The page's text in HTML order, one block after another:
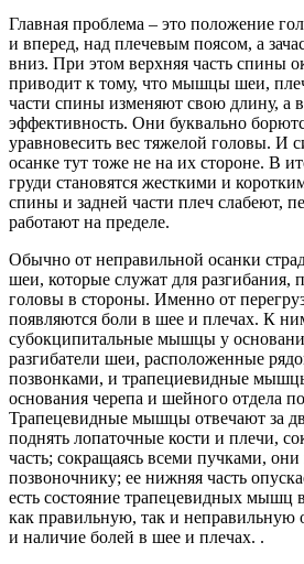
Главная проблема – это положение
и вперед, над плечевым поясом, а
вниз. При этом верхняя часть спины
приводит к тому, что мышцы шеи,
части спины изменяют свою длину, а в
эффективность. Они буквально
уравновесить вес тяжелой головы. И
осанке тут тоже не на их стороне. В
груди становятся жесткими и
спины и задней части плеч слабеют,
работают на пределе.
Обычно от неправильной осанки
шеи, которые служат для разгибания,
головы в стороны. Именно от
появляются боли в шее и плечах. К
субокципитальные мышцы у
разгибатели шеи, расположенные
позвонками, и трапециевидные
основания черепа и шейного отдела
Трапецевидные мышцы отвечают за
поднять лопаточные кости и плечи,
часть; сокращаясь всеми пучками,
позвоночнику; ее нижняя часть
есть состояние трапецевидных мышц
как правильную, так и неправильную
и наличие болей в шее и плечах. .